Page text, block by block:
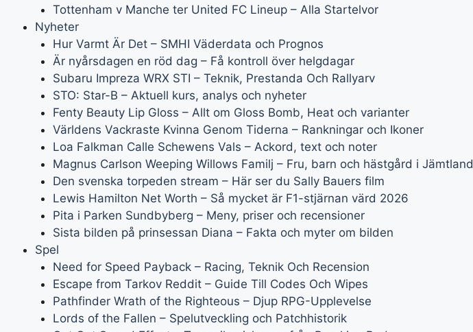
Tottenham v Manche ter United FC Lineup – Alla Startelvor
Nyheter
Hur Varmt Är Det – SMHI Väderdata och Prognos
Är nyårsdagen en röd dag – Få kontroll över helgdagar
Subaru Impreza WRX STI – Teknik, Prestanda Och Rallyarv
STO: Star-B – Aktuell kurs, analys och nyheter
Fenty Beauty Lip Gloss – Allt om Gloss Bomb, Heat och varianter
Världens Vackraste Kvinna Genom Tiderna – Rankningar och Ikoner
Loa Falkman Calle Schewens Vals – Ackord, text och noter
Magnus Carlson Weeping Willows Familj – Fru, barn och hästgård i Jämtland
Den svenska torpeden stream – Här ser du Sally Bauers film
Lewis Hamilton Net Worth – Så mycket är F1-stjärnan värd 2026
Pita i Parken Sundbyberg – Meny, priser och recensioner
Sista bilden på prinsessan Diana – Fakta och myter om bilden
Spel
Need for Speed Payback – Racing, Teknik Och Recension
Escape from Tarkov Reddit – Guide Till Codes Och Wipes
Pathfinder Wrath of the Righteous – Djup RPG-Upplevelse
Lords of the Fallen – Spelutveckling och Patchhistorik